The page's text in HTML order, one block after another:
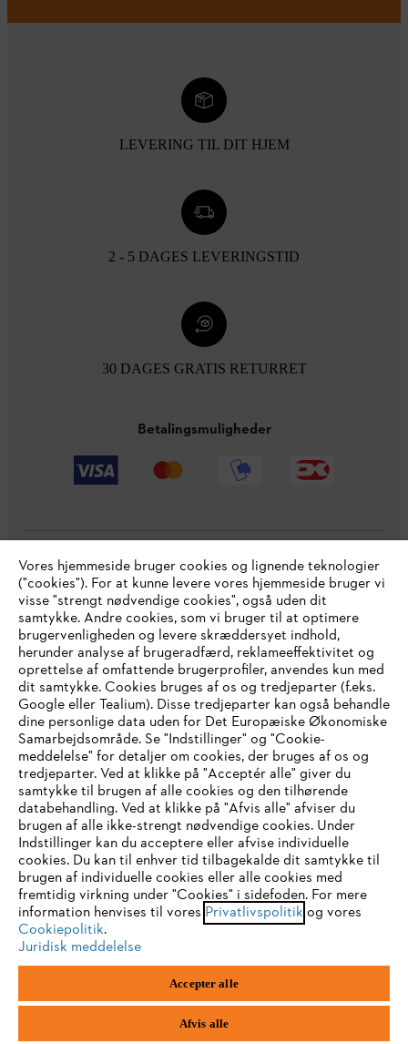
LEVERING TIL DIT HJEM
2 - 5 DAGES LEVERINGSTID
30 DAGES GRATIS RETURRET
Betalingsmuligheder
Virksomheden
STIHL FAQ
Service
Generelle vilkår og betingelser Privatlivspolitik
Juridisk meddelelse Cookies
Juridisk information
1st floor
IHR BROWSER WIRD NICHT
UNTERSTÜTZT
Sie nutzen einen Browser, den wir noch nicht unterstützen. Für
eine optimale Nutzung unserer Seite empfehlen wir Ihnen, zu
einem der folgenden Browser zu wechseln:
Firefox Chrome
Vores hjemmeside bruger cookies og lignende teknologier
("cookies"). For at kunne levere vores hjemmeside bruger vi
visse "strengt nødvendige cookies", også uden dit
samtykke. Andre cookies, som vi bruger til at optimere
brugervenligheden og levere skræddersyet indhold,
herunder analyse af brugeradfærd, reklameeffektivitet og
oprettelse af omfattende brugerprofiler, anvendes kun med
dit samtykke. Cookies bruges af os og tredjeparter (f.eks.
Google eller Tealium). Disse tredjeparter kan også behandle
dine personlige data uden for Det Europæiske Økonomiske
Samarbejdsområde. Se "Indstillinger" og "Cookie-
meddelelse" for detaljer om cookies, der bruges af os og
tredjeparter. Ved at klikke på "Acceptér alle" giver du
samtykke til brugen af alle cookies og den tilhørende
databehandling. Ved at klikke på "Afvis alle" afviser du
brugen af alle ikke-strengt nødvendige cookies. Under
Indstillinger kan du acceptere eller afvise individuelle
cookies. Du kan til enhver tid tilbagekalde dit samtykke til
brugen af individuelle cookies eller alle cookies med
fremtidig virkning under "Cookies" i sidefoden. For mere
information henvises til vores Privatlivspolitik og vores
Cookiepolitik.
Juridisk meddelelse
Accepter alle
Afvis alle